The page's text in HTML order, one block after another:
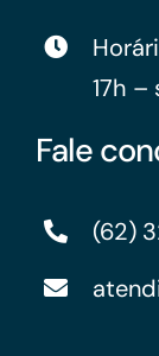
17h
Fale
(62)